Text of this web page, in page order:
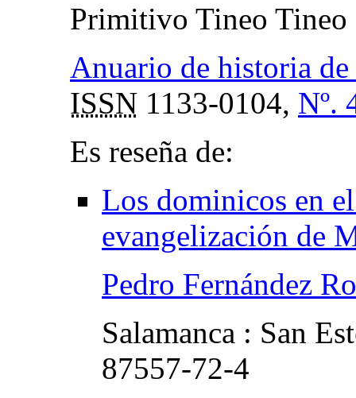
Primitivo Tineo Tineo
Anuario de historia
ISSN 1133-0104, Nº.
Es reseña de:
Los dominicos en
evangelización de
Pedro Fernández
Salamanca : San
87557-72-4